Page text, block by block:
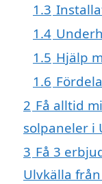
1.3
1.4
1.5 Hjälp
1.6
2 Få alltid
solpaneler i
3 Få 3
Ulvkälla